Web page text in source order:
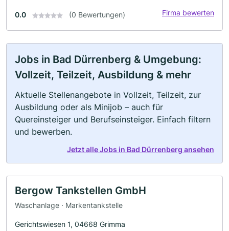
0.0 (0 Bewertungen) Firma bewerten
Jobs in Bad Dürrenberg & Umgebung:
Vollzeit, Teilzeit, Ausbildung & mehr
Aktuelle Stellenangebote in Vollzeit, Teilzeit, zur
Ausbildung oder als Minijob – auch für
Quereinsteiger und Berufseinsteiger. Einfach filtern
und bewerben.
Jetzt alle Jobs in Bad Dürrenberg ansehen
Bergow Tankstellen GmbH
Waschanlage · Markentankstelle
Gerichtswiesen 1, 04668 Grimma